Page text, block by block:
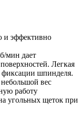
и эффективно
мин дает
Легкая
фиксации шпинделя.
вес
работу
угольных щеток при